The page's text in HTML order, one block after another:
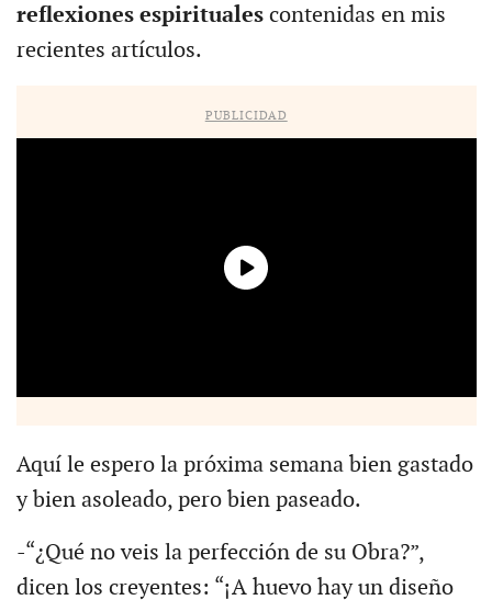
reflexiones espirituales contenidas en mis
recientes artículos.
PUBLICIDAD
Aquí le espero la próxima semana bien gastado
y bien asoleado, pero bien paseado.
-“¿Qué no veis la perfección de su Obra?”,
dicen los creyentes: “¡A huevo hay un diseño